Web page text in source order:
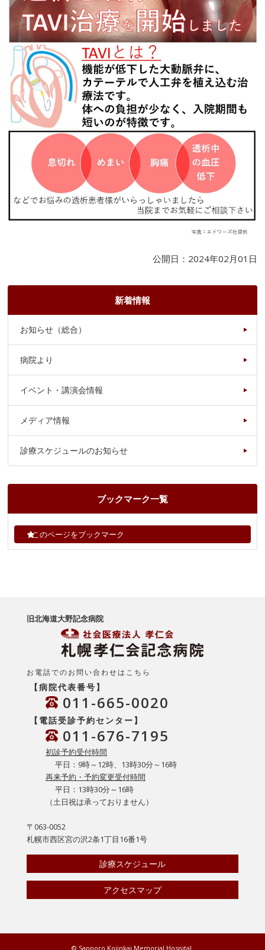
公開日：2024年02月01日
新着情報
お知らせ（総合）
病院より
イベント・講演会情報
メディア情報
診療スケジュールのお知らせ
ブックマーク一覧
このページをブックマーク
旧北海道大野記念病院
お電話でのお問い合わせはこちら
【病院代表番号】
011-665-0020
【電話受診予約センター】
011-676-7195
初診予約受付時間
平日：9時～12時、13時30分～16時
再来予約・予約変更受付時間
平日：13時30分～16時
（土日祝は承っておりません）
〒063-0052
札幌市西区宮の沢2条1丁目16番1号
診療スケジュール
アクセスマップ
© Sapporo Kojinkai Memorial Hospital.